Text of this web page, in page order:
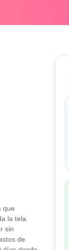
que
la tela
sin
de